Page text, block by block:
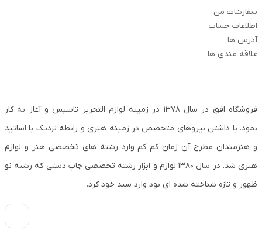
سفارشات من
اطلاعات حساب
آدرس ها
علاقه مندی ها
فروشگاه افق در سال ۱۳۷۸ در زمینه لوازم التحریر تاسیس و آغاز به کار
نمود. با داشتن نیروهای متخصص در زمینه هنری و رابطه نزدیک با اساتید
و هنرمندان مطرح آن زمان کم کم وارد رشته های تخصصی هنر و لوازم
هنری شد. در سال ۱۳۸۰ لوازم و ابزار رشته تخصصی چاپ دستی که رشته نو
ظهور و تازه شناخته شده ای بود وارد سبد خود کرد.